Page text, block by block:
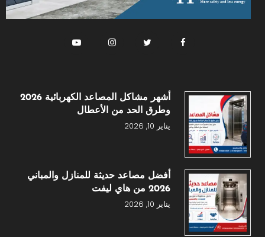
أشهر مشاكل المصاعد الكهربائية 2026
وطرق الحد من الأعطال
يناير 10, 2026
أفضل مصاعد حديثة للمنازل والمباني
2026 من هاي ليفت
يناير 10, 2026